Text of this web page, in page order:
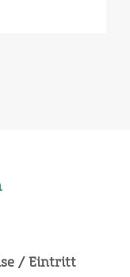
/ Eintritt